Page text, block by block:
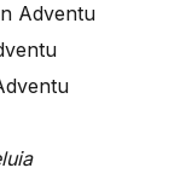
Adventu